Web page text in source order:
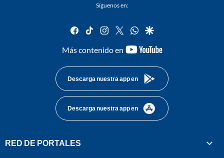
Síguenos en:
facebook
tiktok instagram
twitterwhatsapp
google
Más contenido en
youtube-
Descarga nuestra app en
Descarga nuestra app en
RED DE PORTALES